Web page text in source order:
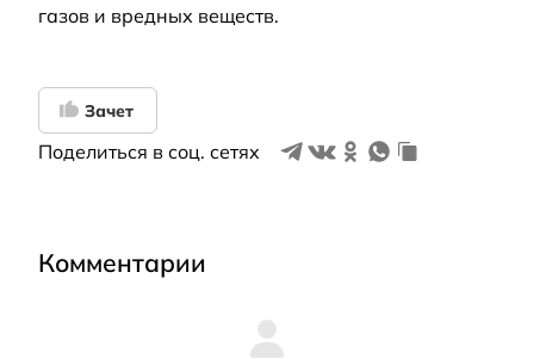
газов и вредных веществ.
Зачет
Поделиться в соц. сетях
Комментарии